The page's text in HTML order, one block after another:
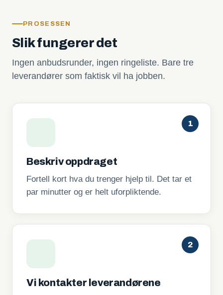
PROSESSEN
Slik fungerer det
Ingen anbudsrunder, ingen ringeliste. Bare tre
leverandører som faktisk vil ha jobben.
1
Beskriv oppdraget
Fortell kort hva du trenger hjelp til. Det tar et
par minutter og er helt uforpliktende.
2
Vi kontakter leverandørene